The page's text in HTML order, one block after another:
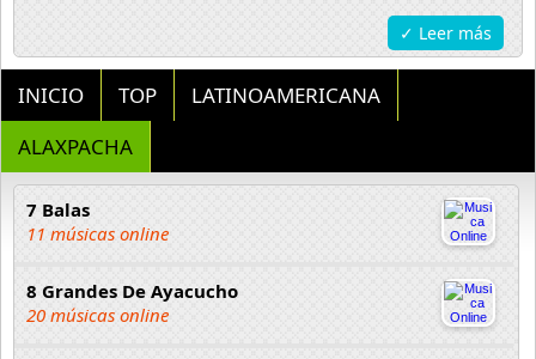
✓ Leer más
INICIO TOP
LATINOAMERICANA
ALAXPACHA
7 Balas
11 músicas online
8 Grandes De Ayacucho
20 músicas online